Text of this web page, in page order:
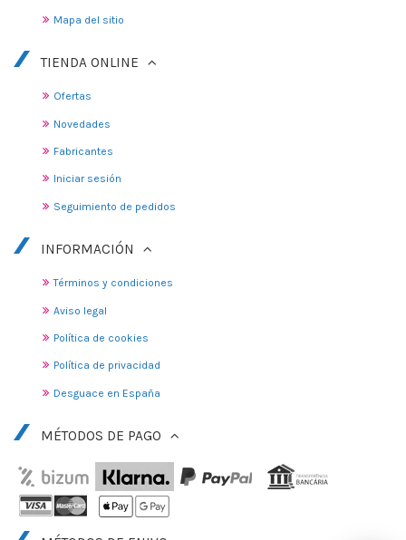
Mapa del sitio
TIENDA ONLINE
Ofertas
Novedades
Fabricantes
Iniciar sesión
Seguimiento de pedidos
INFORMACIÓN
Términos y condiciones
Aviso legal
Política de cookies
Política de privacidad
Desguace en España
MÉTODOS DE PAGO